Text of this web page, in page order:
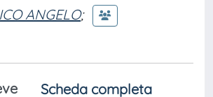
ANGELO;
Scheda completa